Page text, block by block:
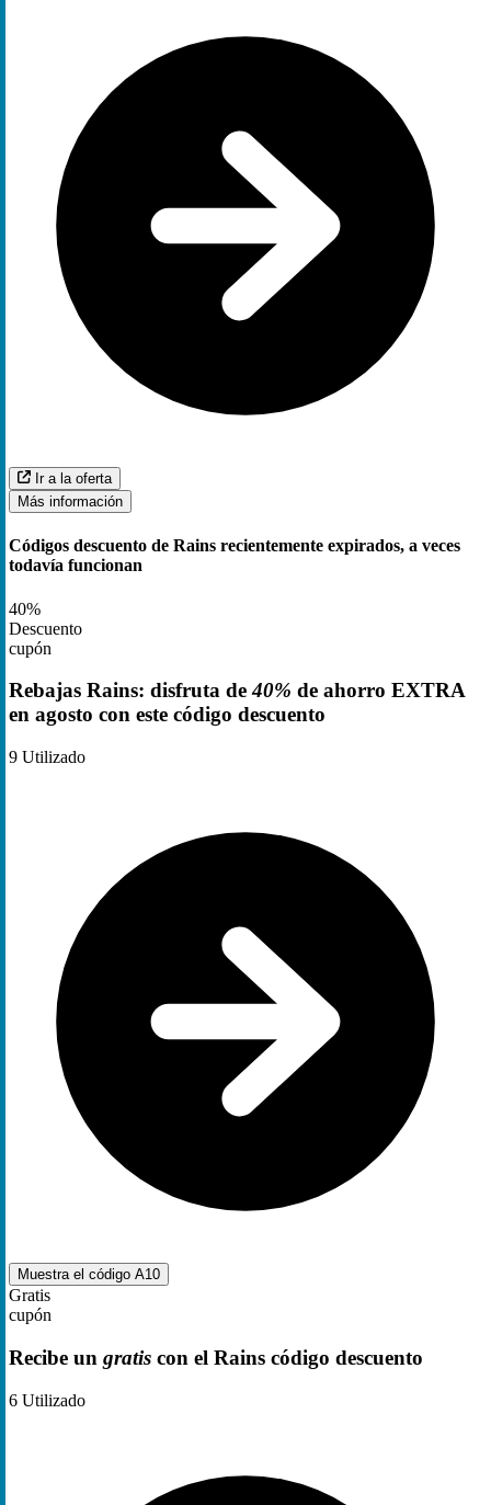
Ir a la oferta
Más información
Códigos descuento de Rains recientemente expirados, a veces
todavía funcionan
40%
Descuento
cupón
Rebajas Rains: disfruta de40% de ahorro EXTRA
en agosto con este código descuento
9 Utilizado
Muestra el código A10
Gratis
cupón
Recibe un gratis con el Rains código descuento
6 Utilizado